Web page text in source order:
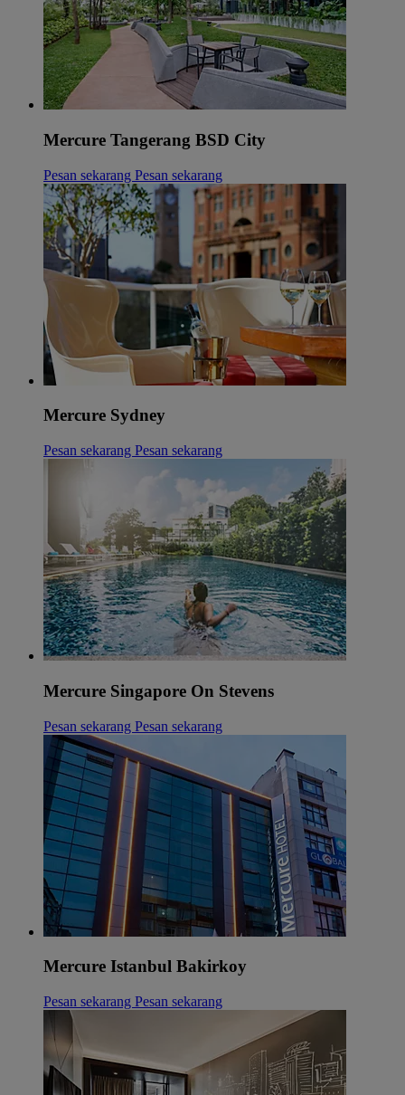
Mercure Tangerang BSD City
Pesan sekarang Pesan sekarang
Mercure Sydney
Pesan sekarang Pesan sekarang
Mercure Singapore On Stevens
Pesan sekarang Pesan sekarang
Mercure Istanbul Bakirkoy
Pesan sekarang Pesan sekarang